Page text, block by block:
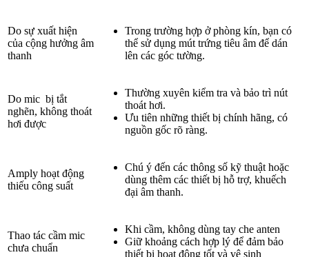
Do sự xuất hiện
của cộng hưởng âm
thanh
Trong trường hợp ở phòng kín, bạn có
thể sử dụng mút trứng tiêu âm để dán
lên các góc tường.
Do mic bị tắt
nghẽn, không thoát
hơi được
Thường xuyên kiểm tra và bảo trì nút
thoát hơi.
Ưu tiên những thiết bị chính hãng, có
nguồn gốc rõ ràng.
Amply hoạt động
thiếu công suất
Chú ý đến các thông số kỹ thuật hoặc
dùng thêm các thiết bị hỗ trợ, khuếch
đại âm thanh.
Thao tác cầm mic
chưa chuẩn
Khi cầm, không dùng tay che anten
Giữ khoảng cách hợp lý để đảm bảo
thiết bị hoạt động tốt và vệ sinh